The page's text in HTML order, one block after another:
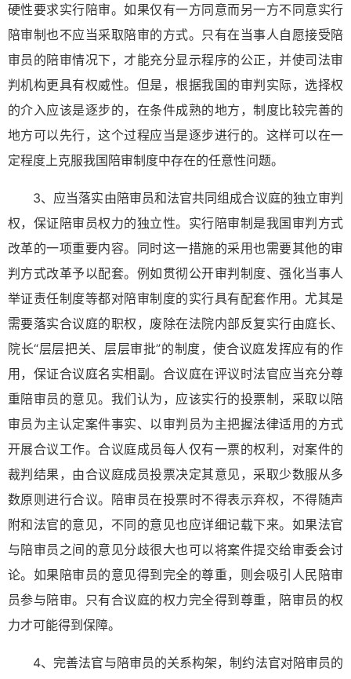
硬性要求实行陪审。如果仅有一方同意而另一方不同意实行
陪审制也不应当采取陪审的方式。只有在当事人自愿接受陪
审员的陪审情况下，才能充分显示程序的公正，并使司法审
判机构更具有权威性。但是，根据我国的审判实际，选择权
的介入应该是逐步的，在条件成熟的地方，制度比较完善的
地方可以先行，这个过程应当是逐步进行的。这样可以在一
定程度上克服我国陪审制度中存在的任意性问题。
3、应当落实由陪审员和法官共同组成合议庭的独立审判
权，保证陪审员权力的独立性。实行陪审制是我国审判方式
改革的一项重要内容。同时这一措施的采用也需要其他的审
判方式改革予以配套。例如贯彻公开审判制度、强化当事人
举证责任制度等都对陪审制度的实行具有配套作用。尤其是
需要落实合议庭的职权，废除在法院内部反复实行由庭长、
院长“层层把关、层层审批”的制度，使合议庭发挥应有的作
用，保证合议庭名实相副。合议庭在评议时法官应当充分尊
重陪审员的意见。我们认为，应该实行的投票制，采取以陪
审员为主认定案件事实、以审判员为主把握法律适用的方式
开展合议工作。合议庭成员每人仅有一票的权利，对案件的
裁判结果，由合议庭成员投票决定其意见，采取少数服从多
数原则进行合议。陪审员在投票时不得表示弃权，不得随声
附和法官的意见，不同的意见也应详细记载下来。如果法官
与陪审员之间的意见分歧很大也可以将案件提交给审委会讨
论。如果陪审员的意见得到完全的尊重，则会吸引人民陪审
员参与陪审。只有合议庭的权力完全得到尊重，陪审员的权
力才可能得到保障。
4、完善法官与陪审员的关系构架，制约法官对陪审员的